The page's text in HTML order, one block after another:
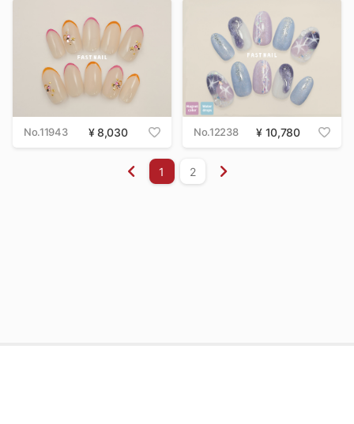
No.11943 8,030 No.12238 10,780
1 2